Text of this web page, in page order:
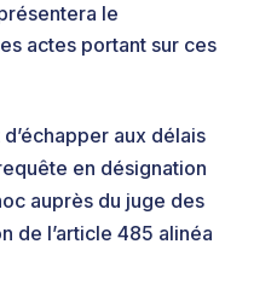
le
actes portant sur ces
aux délais
en désignation
auprès du juge des
de l’article 485 alinéa